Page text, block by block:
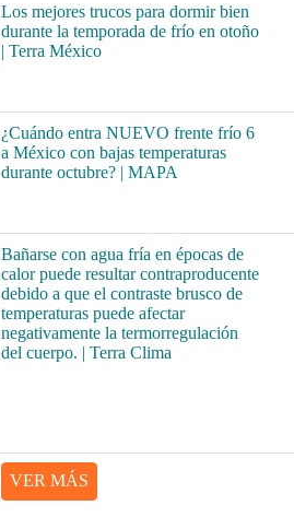
Los mejores trucos para dormir bien
durante la temporada de frío en otoño
| Terra México
¿Cuándo entra NUEVO frente frío 6
a México con bajas temperaturas
durante octubre? | MAPA
Bañarse con agua fría en épocas de
calor puede resultar contraproducente
debido a que el contraste brusco de
temperaturas puede afectar
negativamente la termorregulación
del cuerpo. | Terra Clima
VER MÁS